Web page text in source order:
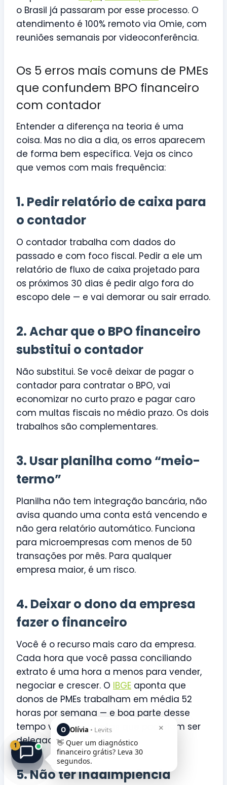
o Brasil já passaram por esse processo. O
atendimento é 100% remoto via Omie, com
reuniões semanais por videoconferência.
Os 5 erros mais comuns de PMEs
que confundem BPO financeiro
com contador
Entender a diferença na teoria é uma
coisa. Mas no dia a dia, os erros aparecem
de forma bem específica. Veja os cinco
que vemos com mais frequência:
1. Pedir relatório de caixa para
o contador
O contador trabalha com dados do
passado e com foco fiscal. Pedir a ele um
relatório de fluxo de caixa projetado para
os próximos 30 dias é pedir algo fora do
escopo dele — e vai demorar ou sair errado.
2. Achar que o BPO financeiro
substitui o contador
Não substitui. Se você deixar de pagar o
contador para contratar o BPO, vai
economizar no curto prazo e pagar caro
com multas fiscais no médio prazo. Os dois
trabalhos são complementares.
3. Usar planilha como “meio-
termo”
Planilha não tem integração bancária, não
avisa quando uma conta está vencendo e
não gera relatório automático. Funciona
para microempresas com menos de 50
transações por mês. Para qualquer
empresa maior, é um risco.
4. Deixar o dono da empresa
fazer o financeiro
Você é o recurso mais caro da empresa.
Cada hora que você passa conciliando
extrato é uma hora a menos para vender,
negociar e crescer. O IBGE aponta que
donos de PMEs trabalham em média 52
horas por semana — e boa parte desse
tempo vai para tarefas que poderiam ser
delegadas.
5. Não ter inadimplência
1
×
O Olívia • Levits
👋 Quer um diagnóstico
financeiro grátis? Leva 30
segundos.